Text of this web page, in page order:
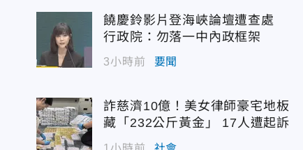
饒慶鈴影片登海峽論壇遭查處
行政院：勿落一中內政框架
3小時前 要聞
詐慈濟10億！美女律師豪宅地板
藏「232公斤黃金」 17人遭起訴